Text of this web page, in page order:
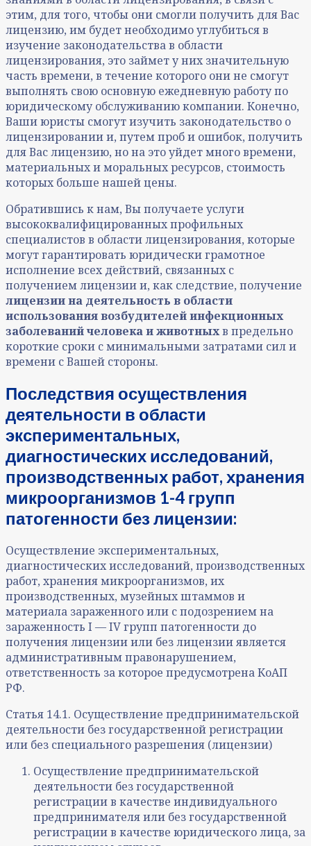
этим, для того, чтобы они смогли получить для Вас
лицензию, им будет необходимо углубиться в
изучение законодательства в области
лицензирования, это займет у них значительную
часть времени, в течение которого они не смогут
выполнять свою основную ежедневную работу по
юридическому обслуживанию компании. Конечно,
Ваши юристы смогут изучить законодательство о
лицензировании и, путем проб и ошибок, получить
для Вас лицензию, но на это уйдет много времени,
материальных и моральных ресурсов, стоимость
которых больше нашей цены.
Обратившись к нам, Вы получаете услуги
высококвалифицированных профильных
специалистов в области лицензирования, которые
могут гарантировать юридически грамотное
исполнение всех действий, связанных с
получением лицензии и, как следствие, получение
лицензии на деятельность в области
использования возбудителей инфекционных
заболеваний человека и животныхв предельно
короткие сроки с минимальными затратами сил и
времени с Вашей стороны.
Последствия осуществления
деятельности в области
экспериментальных,
диагностических исследований,
производственных работ, хранения
микроорганизмов 1-4 групп
патогенности без лицензии:
Осуществление экспериментальных,
диагностических исследований, производственных
работ, хранения микроорганизмов, их
производственных, музейных штаммов и
материала зараженного или с подозрением на
зараженность I — IV групп патогенности до
получения лицензии или без лицензии является
административным правонарушением,
ответственность за которое предусмотрена КоАП
РФ.
Статья 14.1. Осуществление предпринимательской
деятельности без государственной регистрации
или без специального разрешения (лицензии)
Осуществление предпринимательской
деятельности без государственной
регистрации в качестве индивидуального
предпринимателя или без государственной
регистрации в качестве юридического лица, за